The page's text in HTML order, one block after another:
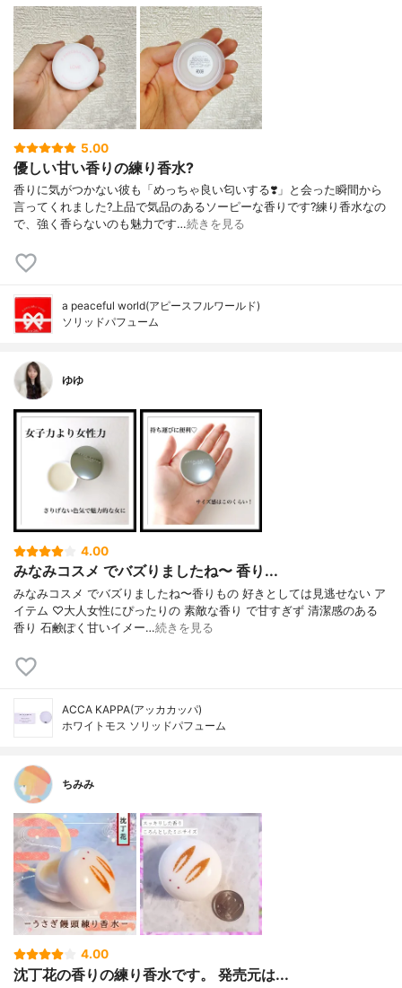
5.00
優しい甘い香りの練り香水?
香りに気がつかない彼も「めっちゃ良い匂いする❣️」と会った瞬間から
言ってくれました?上品で気品のあるソーピーな香りです?練り香水なの
で、強く香らないのも魅力です…続きを見る
a peaceful world(アピースフルワールド)
ソリッドパフューム
ゆゆ
4.00
みなみコスメ でバズりましたね〜 香り...
みなみコスメ でバズりましたね〜香りもの 好きとしては見逃せない ア
イテム ♡大人女性にぴったりの 素敵な香り で甘すぎず 清潔感のある
香り 石鹸ぽく甘いイメー…続きを見る
ACCA KAPPA(アッカカッパ)
ホワイトモス ソリッドパフューム
ちみみ
4.00
沈丁花の香りの練り香水です。 発売元は...